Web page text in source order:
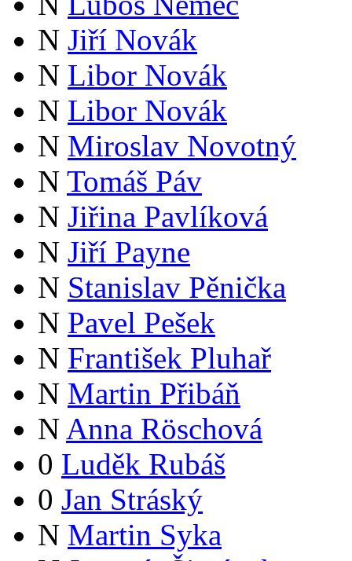
N Jiří Novák
N Libor Novák
N Libor Novák
N Miroslav Novotný
N Tomáš Páv
N Jiřina Pavlíková
N Jiří Payne
N Stanislav Pěnička
N Pavel Pešek
N František Pluhař
N Martin Přibáň
N Anna Röschová
0 Luděk Rubáš
0 Jan Stráský
N Martin Syka